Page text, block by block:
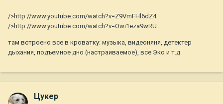
/>http://www.youtube.com/watch?v=Z9VmFHl6dZ4
/>http://www.youtube.com/watch?v=Owi1eza9wRU
там встроено все в кроватку: музыка, видеоняня, детектер
дыхания, подъемное дно (настраиваемое), все Эко и т.д.
Цукер